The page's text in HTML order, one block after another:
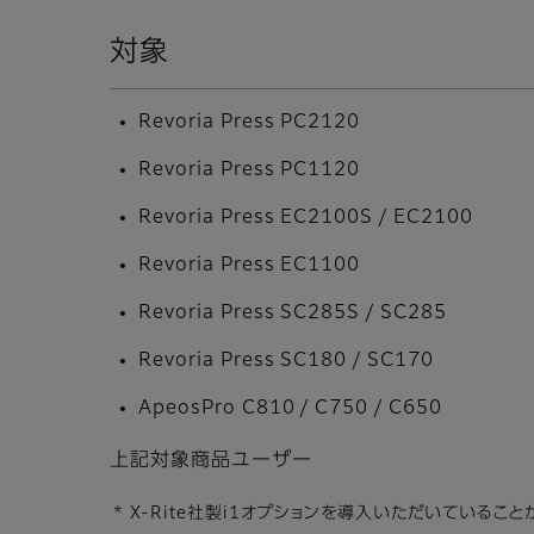
対象
Revoria Press PC2120
Revoria Press PC1120
Revoria Press EC2100S / EC2100
Revoria Press EC1100
Revoria Press SC285S / SC285
Revoria Press SC180 / SC170
ApeosPro C810 / C750 / C650
上記対象商品ユーザー
* X-Rite社製i1オプションを導入いただいていること